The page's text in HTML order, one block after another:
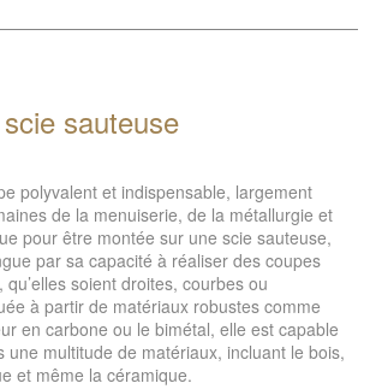
sauteuse
polyvalent et indispensable, largement
de la menuiserie, de la métallurgie et
pour être montée sur une scie sauteuse,
par sa capacité à réaliser des coupes
soient droites, courbes ou
à partir de matériaux robustes comme
en carbone ou le bimétal, elle est capable
une multitude de matériaux, incluant le bois,
et même la céramique.